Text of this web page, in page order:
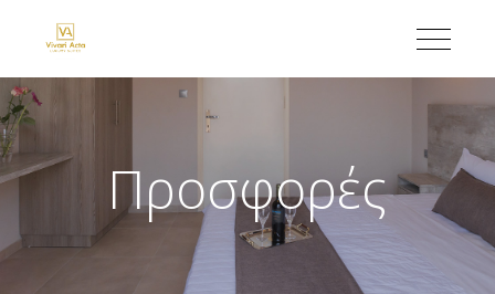
Προσφορές